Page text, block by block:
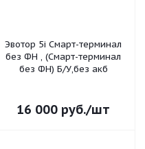
Эвотор 5i Смарт-терминал
без ФН , (Смарт-терминал
без ФН) Б/У,без акб
16 000 руб./шт